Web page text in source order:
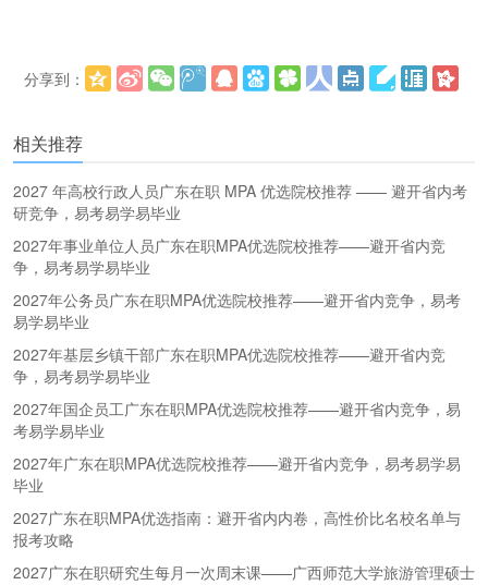
分享到：
相关推荐
2027 年高校行政人员广东在职 MPA 优选院校推荐 —— 避开省内考
研竞争，易考易学易毕业
2027年事业单位人员广东在职MPA优选院校推荐——避开省内竞
争，易考易学易毕业
2027年公务员广东在职MPA优选院校推荐——避开省内竞争，易考
易学易毕业
2027年基层乡镇干部广东在职MPA优选院校推荐——避开省内竞
争，易考易学易毕业
2027年国企员工广东在职MPA优选院校推荐——避开省内竞争，易
考易学易毕业
2027年广东在职MPA优选院校推荐——避开省内竞争，易考易学易
毕业
2027广东在职MPA优选指南：避开省内内卷，高性价比名校名单与
报考攻略
2027广东在职研究生每月一次周末课——广西师范大学旅游管理硕士